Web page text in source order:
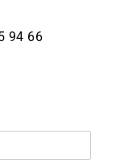
94 66